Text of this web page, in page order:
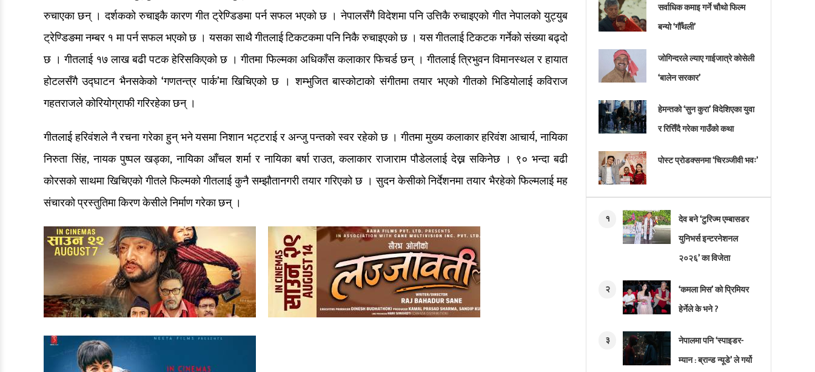
रुचाएका छन् । दर्शकको रुचाइकै कारण गीत ट्रेण्डिङमा पर्न सफल भएको छ । नेपालसँगै विदेशमा पनि उत्तिकै रुचाइएको गीत नेपालको युट्युब
ट्रेण्डिङमा नम्बर १ मा पर्न सफल भएको छ । यसका साथै गीतलाई टिकटकमा पनि निकै रुचाइएको छ । यस गीतलाई टिकटक गर्नेको संख्या बढ्दो
छ । गीतलाई १७ लाख बढी पटक हेरिसकिएको छ । गीतमा फिल्मका अधिकाँस कलाकार फिचर्ड छन् । गीतलाई त्रिभुवन विमानस्थल र हायात
होटलसँगै उद्घाटन भैनसकेको ‘गणतन्त्र पार्क’मा खिचिएको छ । शम्भुजित बास्कोटाको संगीतमा तयार भएको गीतको भिडियोलाई कविराज
गहतराजले कोरियोग्राफी गरिरहेका छन् ।
गीतलाई हरिवंशले नै रचना गरेका हुन् भने यसमा निशान भट्टराई र अन्जु पन्तको स्वर रहेको छ । गीतमा मुख्य कलाकार हरिवंश आचार्य, नायिका
निरुता सिंह, नायक पुष्पल खड्का, नायिका आँचल शर्मा र नायिका बर्षा राउत, कलाकार राजाराम पौडेललाई देख्न सकिनेछ । ९० भन्दा बढी
कोरसको साथमा खिचिएको गीतले फिल्मको गीतलाई कुनै सम्झौतानगरी तयार गरिएको छ । सुदन केसीको निर्देशनमा तयार भैरहेको फिल्मलाई मह
संचारको प्रस्तुतिमा किरण केसीले निर्माण गरेका छन् ।
सर्वाधिक कमाइ गर्ने चौथो फिल्म
बन्यो ‘गौँथली’
जोगिन्दरले ल्याए गाईजात्रे कोसेली
‘बालेन सरकार’
हेमन्तको ‘सुन कुरा’ विदेशिएका युवा
र रित्तिँदै गरेका गाउँको कथा
पोस्ट प्रोडक्सनमा ‘चिरञ्जीवी भवः’
१
देव बने ‘टुरिज्म एम्बासडर
युनिभर्स इन्टरनेशनल
२०२६’ का विजेता
२
‘कमला मिस’ को प्रिमियर
हेर्नेले के भने ?
३
नेपालमा पनि ‘स्पाइडर-
म्यान : ब्रान्ड न्यूडे’ ले गर्यो